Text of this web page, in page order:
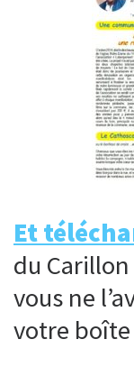
Et
du Carillon
vous ne
votre